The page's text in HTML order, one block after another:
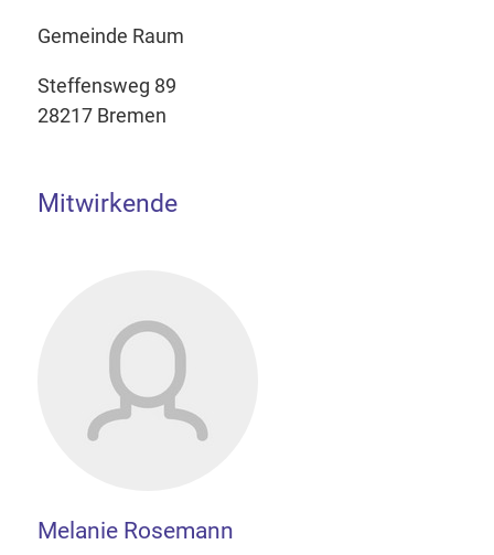
Gemeinde Raum
Steffensweg 89
28217 Bremen
Mitwirkende
Melanie Rosemann